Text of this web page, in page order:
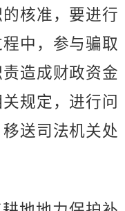
核准，要进行
中，参与骗取
造成财政资金
规定，进行问
送司法机关处